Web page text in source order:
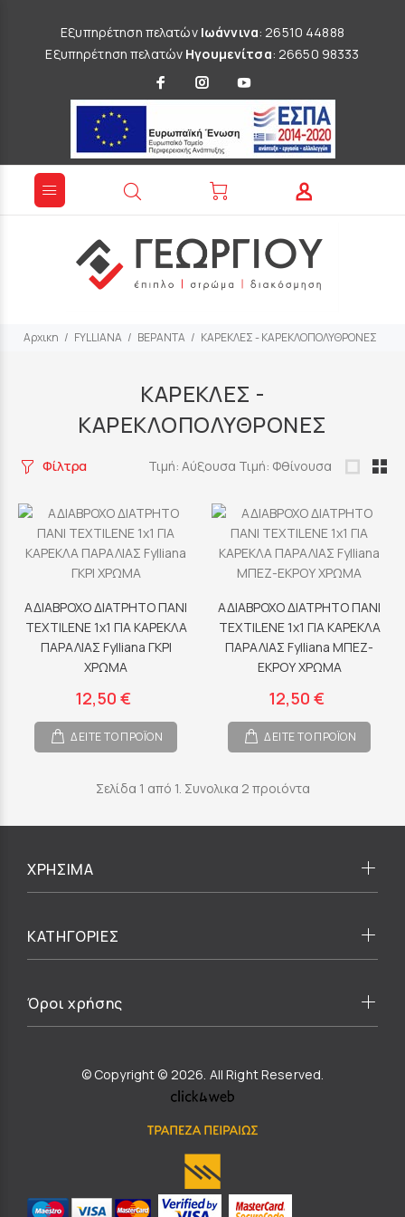
Εξυπηρέτηση πελατών Ιωάννινα: 26510 44888
Εξυπηρέτηση πελατών Ηγουμενίτσα: 26650 98333
Αρχικη FYLLIANA ΒΕΡΑΝΤΑ ΚΑΡΕΚΛΕΣ - ΚΑΡΕΚΛΟΠΟΛΥΘΡΟΝΕΣ
ΚΑΡΕΚΛΕΣ -
ΚΑΡΕΚΛΟΠΟΛΥΘΡΟΝΕΣ
Φίλτρα Τιμή: Αύξουσα Τιμή: Φθίνουσα
ΑΔΙΑΒΡΟΧΟ ΔΙΑΤΡΗΤΟ ΠΑΝΙ
TEXTILENE 1x1 ΓΙΑ ΚΑΡΕΚΛΑ
ΠΑΡΑΛΙΑΣ Fylliana ΓΚΡΙ
ΧΡΩΜΑ
12,50 €
ΔΕΙΤΕ ΤΟ ΠΡΟΪΟΝ
ΑΔΙΑΒΡΟΧΟ ΔΙΑΤΡΗΤΟ ΠΑΝΙ
TEXTILENE 1x1 ΓΙΑ ΚΑΡΕΚΛΑ
ΠΑΡΑΛΙΑΣ Fylliana ΜΠΕΖ-
ΕΚΡΟΥ ΧΡΩΜΑ
12,50 €
ΔΕΙΤΕ ΤΟ ΠΡΟΪΟΝ
Σελίδα 1 από 1. Συνολικα 2 προιόντα
ΧΡΗΣΙΜΑ
ΚΑΤΗΓΟΡΙΕΣ
Όροι χρήσης
© Copyright © 2026. All Right Reserved.